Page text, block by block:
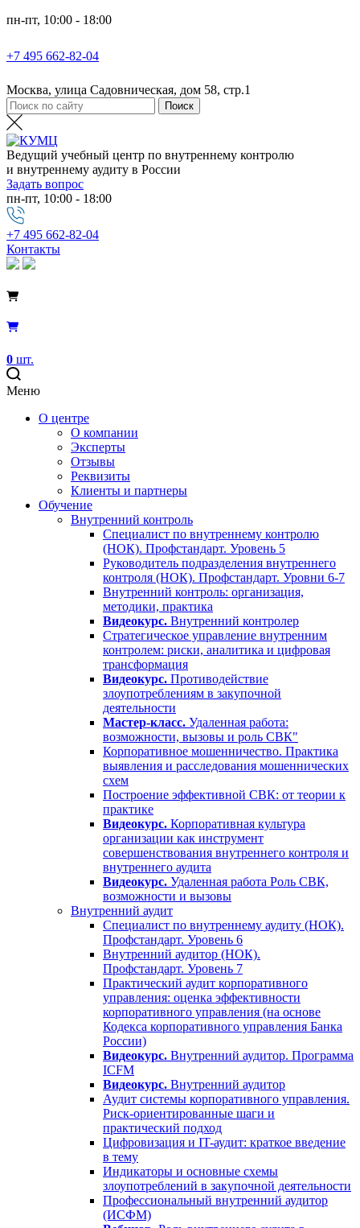
пн-пт, 10:00 - 18:00
+7 495 662-82-04
Москва, улица Садовническая, дом 58, стр.1
Ведущий учебный центр по внутреннему контролю
и внутреннему аудиту в России
Задать вопрос
пн-пт, 10:00 - 18:00
+7 495 662-82-04
Контакты
0 шт.
Меню
О центре
О компании
Эксперты
Отзывы
Реквизиты
Клиенты и партнеры
Обучение
Внутренний контроль
Специалист по внутреннему контролю
(НОК). Профстандарт. Уровень 5
Руководитель подразделения внутреннего
контроля (НОК). Профстандарт. Уровни 6-7
Внутренний контроль: организация,
методики, практика
Видеокурс. Внутренний контролер
Стратегическое управление внутренним
контролем: риски, аналитика и цифровая
трансформация
Видеокурс. Противодействие
злоупотреблениям в закупочной
деятельности
Мастер-класс. Удаленная работа:
возможности, вызовы и роль СВК"
Корпоративное мошенничество. Практика
выявления и расследования мошеннических
схем
Построение эффективной СВК: от теории к
практике
Видеокурс. Корпоративная культура
организации как инструмент
совершенствования внутреннего контроля и
внутреннего аудита
Видеокурс. Удаленная работа Роль СВК,
возможности и вызовы
Внутренний аудит
Специалист по внутреннему аудиту (НОК).
Профстандарт. Уровень 6
Внутренний аудитор (НОК).
Профстандарт. Уровень 7
Практический аудит корпоративного
управления: оценка эффективности
корпоративного управления (на основе
Кодекса корпоративного управления Банка
России)
Видеокурс. Внутренний аудитор. Программа
ICFM
Видеокурс. Внутренний аудитор
Аудит системы корпоративного управления.
Риск-ориентированные шаги и
практический подход
Цифровизация и IT-аудит: краткое введение
в тему
Индикаторы и основные схемы
злоупотреблений в закупочной деятельности
Профессиональный внутренний аудитор
(ИСФМ)